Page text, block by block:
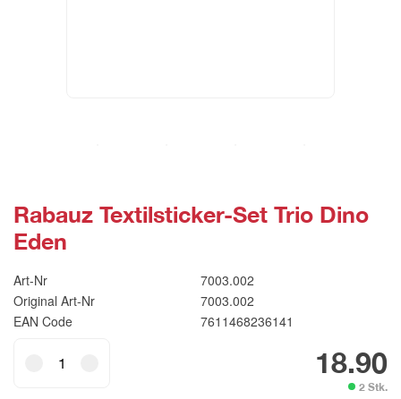
Rabauz Textilsticker-Set Trio Dino
Eden
Art-Nr
7003.002
Original Art-Nr
7003.002
EAN Code
7611468236141
18.90
2 Stk.
Textilsticker-